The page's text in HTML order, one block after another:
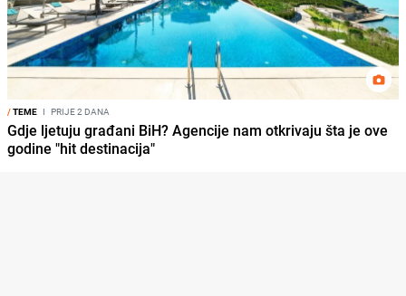
/TEME I PRIJE 2 DANA
Gdje ljetuju građani BiH? Agencije nam otkrivaju šta je ove
godine "hit destinacija"